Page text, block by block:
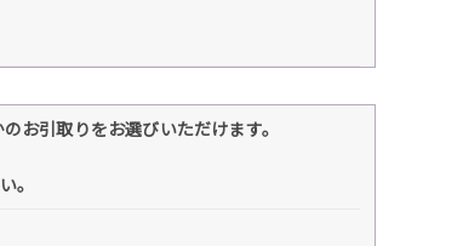
お引取りをお選びいただけます。
。